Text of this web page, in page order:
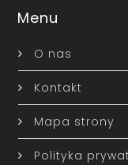
Menu
O nas
Kontakt
Mapa strony
Polityka